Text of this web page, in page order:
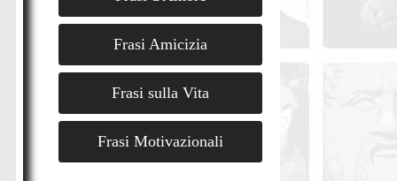
Frasi Amicizia
Frasi sulla Vita
Frasi Motivazionali